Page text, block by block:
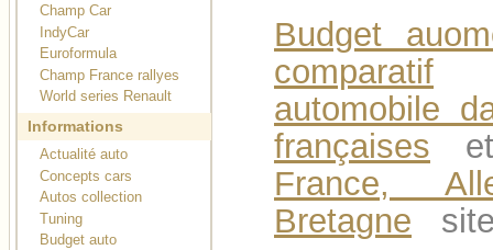
Champ Car
IndyCar
Euroformula
Champ France rallyes
World series Renault
Informations
Actualité auto
Concepts cars
Autos collection
Tuning
Budget auto
Budget
comparatif
automobile
françaises
France,
Bretagne